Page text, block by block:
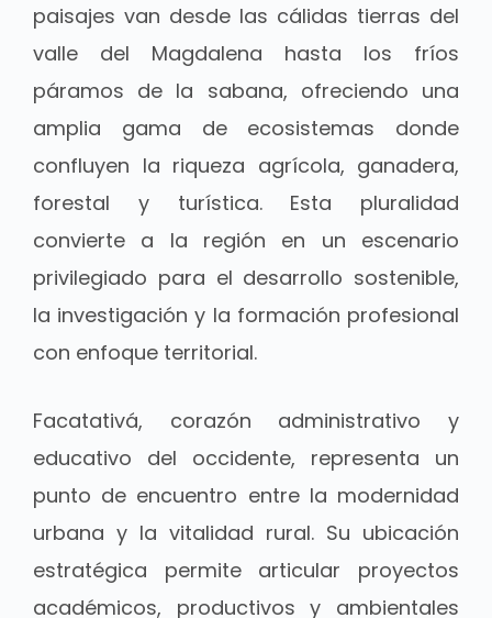
paisajes van desde las cálidas tierras del
valle del Magdalena hasta los fríos
páramos de la sabana, ofreciendo una
amplia gama de ecosistemas donde
confluyen la riqueza agrícola, ganadera,
forestal y turística. Esta pluralidad
convierte a la región en un escenario
privilegiado para el desarrollo sostenible,
la investigación y la formación profesional
con enfoque territorial.
Facatativá, corazón administrativo y
educativo del occidente, representa un
punto de encuentro entre la modernidad
urbana y la vitalidad rural. Su ubicación
estratégica permite articular proyectos
académicos, productivos y ambientales